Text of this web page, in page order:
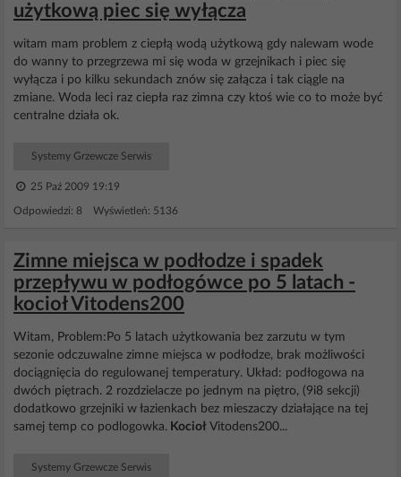
użytkową piec się wyłącza
witam mam problem z ciepłą wodą użytkową gdy nalewam wode
do wanny to przegrzewa mi się woda w grzejnikach i piec się
wyłącza i po kilku sekundach znów się załącza i tak ciągle na
zmiane. Woda leci raz ciepła raz zimna czy ktoś wie co to może być
centralne działa ok.
Systemy Grzewcze Serwis
25 Paź 2009 19:19
Odpowiedzi: 8 Wyświetleń: 5136
Zimne miejsca w podłodze i spadek
przepływu w podłogówce po 5 latach -
kocioł Vitodens200
Witam, Problem:Po 5 latach użytkowania bez zarzutu w tym
sezonie odczuwalne zimne miejsca w podłodze, brak możliwości
dociągnięcia do regulowanej temperatury. Układ: podłogowa na
dwóch piętrach. 2 rozdzielacze po jednym na piętro, (9i8 sekcji)
dodatkowo grzejniki w łazienkach bez mieszaczy działające na tej
samej temp co podlogowka. Kocioł Vitodens200...
Systemy Grzewcze Serwis